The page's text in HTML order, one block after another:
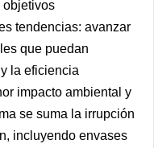
objetivos
tendencias: avanzar
que puedan
la eficiencia
impacto ambiental y
se suma la irrupción
incluyendo envases